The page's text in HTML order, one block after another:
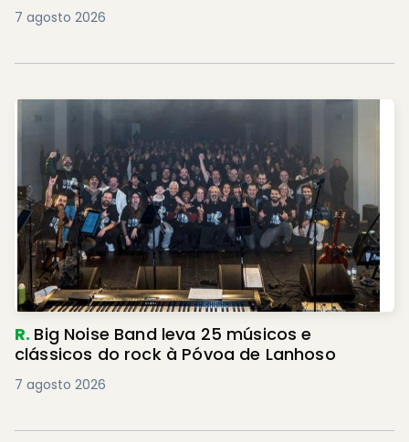
7 agosto 2026
R. Big Noise Band leva 25 músicos e
clássicos do rock à Póvoa de Lanhoso
7 agosto 2026